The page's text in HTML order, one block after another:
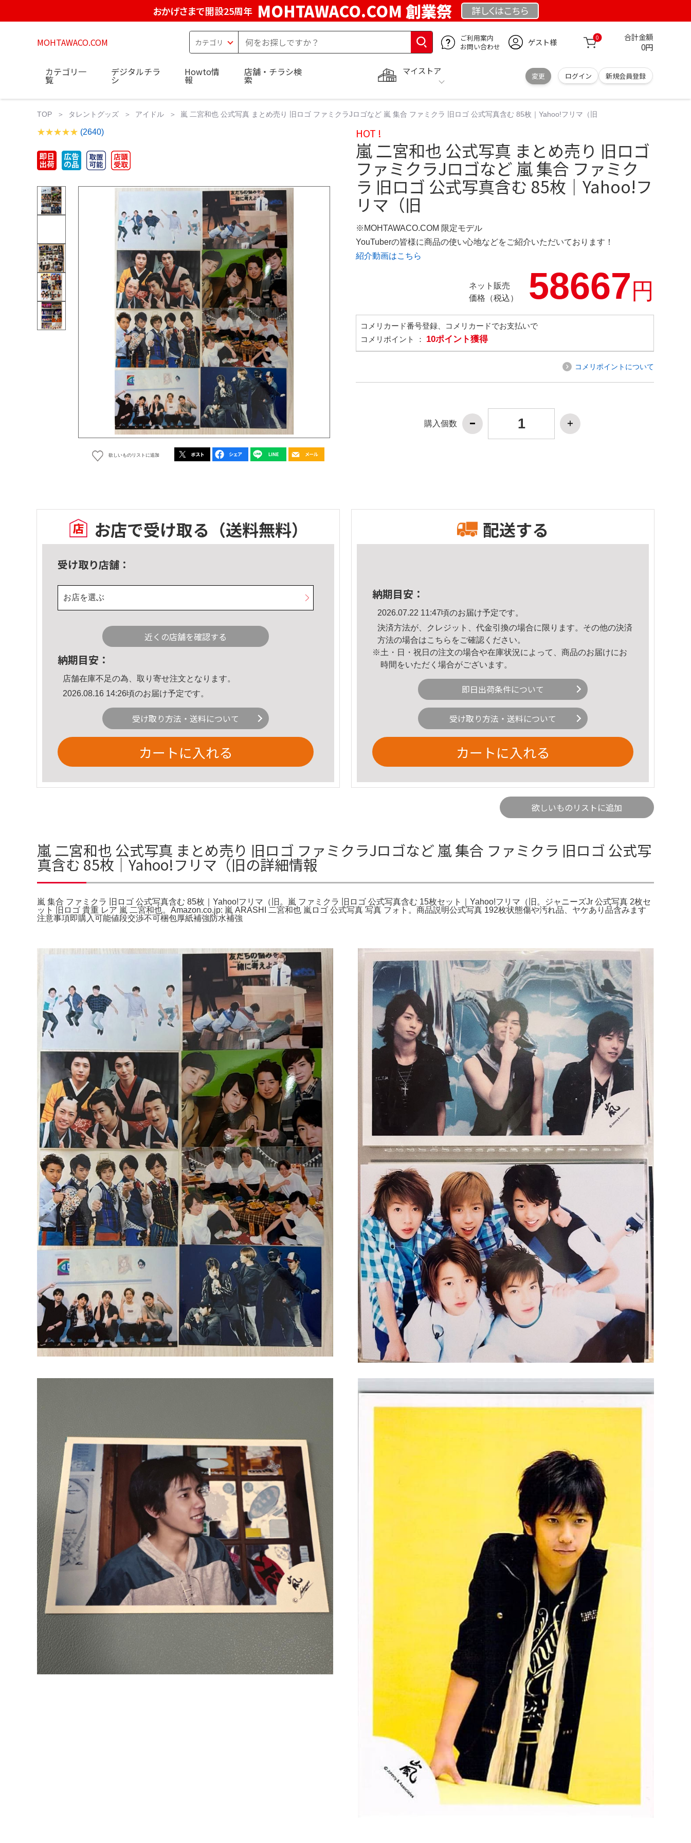
おかげさまで開設25周年 MOHTAWACO.COM 創業祭 詳しくはこちら
MOHTAWACO.COM
ご利用案内
お問い合わせ
ゲスト様 0 合計金額
0円
マイストア
変更 ログイン 新規会員登録
カテゴリ一
覧
デジタルチラ
シ
Howto情
報
店舗・チラシ検
索
TOP タレントグッズ アイドル 嵐 二宮和也 公式写真 まとめ売り 旧ロゴ ファミクラJロゴなど 嵐 集合 ファミクラ 旧ロゴ 公式写真含む 85枚｜Yahoo!フリマ（旧
(2640)
欲しいものリストに追加
HOT !
嵐 二宮和也 公式写真 まとめ売り 旧ロゴ
ファミクラJロゴなど 嵐 集合 ファミク
ラ 旧ロゴ 公式写真含む 85枚｜Yahoo!フ
リマ（旧
※MOHTAWACO.COM 限定モデル
YouTuberの皆様に商品の使い心地などをご紹介いただいております！
紹介動画はこちら
ネット販売
価格（税込）
58667円
コメリカード番号登録、コメリカードでお支払いで
コメリポイント ： 10ポイント獲得
コメリポイントについて
購入個数
お店で受け取る （送料無料）
受け取り店舗：
お店を選ぶ
近くの店舗を確認する
納期目安：
店舗在庫不足の為、取り寄せ注文となります。
2026.08.16 14:26頃のお届け予定です。
受け取り方法・送料について
カートに入れる
配送する
納期目安：
2026.07.22 11:47頃のお届け予定です。
決済方法が、クレジット、代金引換の場合に限ります。その他の決済
方法の場合はこちら をご確認ください。
※土・日・祝日の注文の場合や在庫状況によって、商品のお届けにお
時間をいただく場合がございます。
即日出荷条件について
受け取り方法・送料について
カートに入れる
欲しいものリストに追加
嵐 二宮和也 公式写真 まとめ売り 旧ロゴ ファミクラJロゴなど 嵐 集合 ファミクラ 旧ロゴ 公式写
真含む 85枚｜Yahoo!フリマ（旧の詳細情報
嵐 集合 ファミクラ 旧ロゴ 公式写真含む 85枚｜Yahoo!フリマ（旧。嵐 ファミクラ 旧ロゴ 公式写真含む 15枚セット｜Yahoo!フリマ（旧。ジャニーズJr 公式写真 2枚セ
ット 旧ロゴ 貴重 レア 嵐 二宮和也。Amazon.co.jp: 嵐 ARASHI 二宮和也 嵐ロゴ 公式写真 写真 フォト。商品説明公式写真 192枚状態傷や汚れ品、ヤケあり品含みます
注意事項即購入可能値段交渉不可梱包厚紙補強防水補強